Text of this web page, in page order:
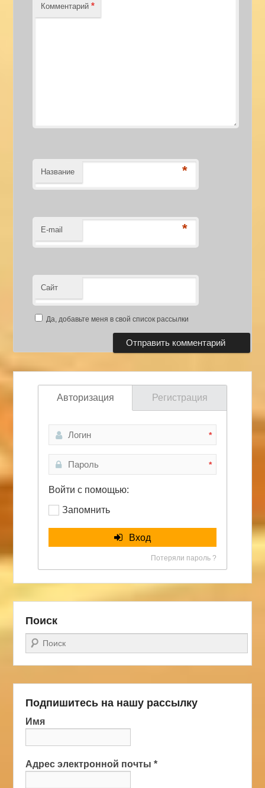
Комментарий*
Название *
E-mail *
Сайт
Да, добавьте меня в свой список рассылки
Авторизация Регистрация
*
*
Войти с помощью:
Запомнить
Вход
Потеряли пароль ?
Поиск
Поиск
Подпишитесь на нашу рассылку
Имя
Адрес электронной почты*